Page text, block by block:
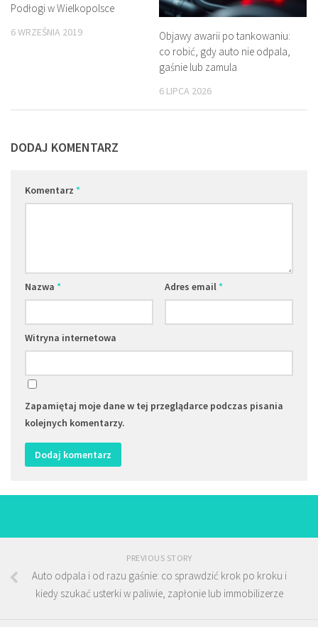
Podłogi w Wielkopolsce
6 WRZEŚNIA 2019
Objawy awarii po tankowaniu:
co robić, gdy auto nie odpala,
gaśnie lub zamula
6 LIPCA 2026
DODAJ KOMENTARZ
Komentarz *
Nazwa * Adres email*
Witryna internetowa
Zapamiętaj moje dane w tej przeglądarce podczas pisania
kolejnych komentarzy.
PREVIOUS STORY
Auto odpala i od razu gaśnie: co sprawdzić krok po kroku i
kiedy szukać usterki w paliwie, zapłonie lub immobilizerze